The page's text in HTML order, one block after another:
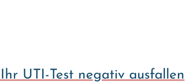
UTI-Test negativ ausfallen